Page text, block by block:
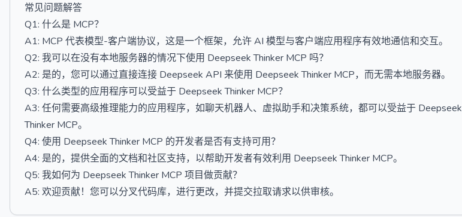
常见问题解答
Q1: 什么是 MCP？
A1: MCP 代表模型-客户端协议，这是一个框架，允许 AI 模型与客户端应用程序有效地通信和交互。
Q2: 我可以在没有本地服务器的情况下使用 Deepseek Thinker MCP 吗？
A2: 是的，您可以通过直接连接 Deepseek API 来使用 Deepseek Thinker MCP，而无需本地服务器。
Q3: 什么类型的应用程序可以受益于 Deepseek Thinker MCP？
A3: 任何需要高级推理能力的应用程序，如聊天机器人、虚拟助手和决策系统，都可以受益于 Deepseek
Thinker MCP。
Q4: 使用 Deepseek Thinker MCP 的开发者是否有支持可用？
A4: 是的，提供全面的文档和社区支持，以帮助开发者有效利用 Deepseek Thinker MCP。
Q5: 我如何为 Deepseek Thinker MCP 项目做贡献？
A5: 欢迎贡献！您可以分叉代码库，进行更改，并提交拉取请求以供审核。